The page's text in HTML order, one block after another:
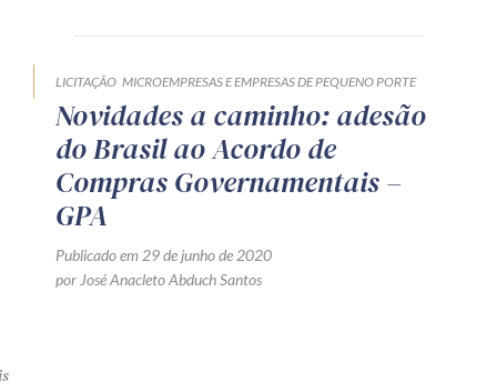
LICITAÇÃO MICROEMPRESAS E EMPRESAS DE PEQUENO PORTE
Novidades a caminho: adesão
do Brasil ao Acordo de
Compras Governamentais –
GPA
Publicado em 29 de junho de 2020
por José Anacleto Abduch Santos